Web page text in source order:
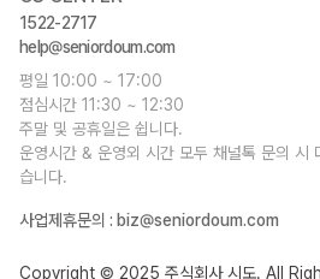
1522-2717
help@seniordoum.com
평일 10:00 ~ 17:00
점심시간 11:30 ~ 12:30
주말 및 공휴일은 쉽니다.
운영시간 & 운영외 시간 모두 채널톡 문의 시
습니다.
사업제휴문의 : biz@seniordoum.com
Copyright © 2025 주식회사 시도. All